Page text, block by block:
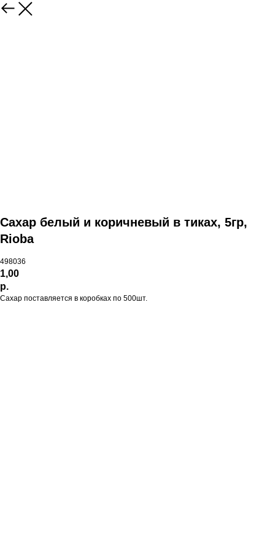
Сахар белый и коричневый в тиках, 5гр,
Rioba
498036
1,00
р.
Сахар поставляется в коробках по 500шт.